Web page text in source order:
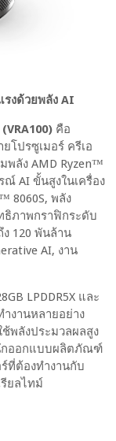
งด้วยพลัง AI
คือ
โปรซูเมอร์ ครีเอ
พลัง AMD Ryzen™
AI ขั้นสูงในเครื่อง
8060S, พลัง
ธิภาพกราฟิกระดับ
ง 120 พันล้าน
AI, งาน
LPDDR5X และ
ำงานหลายอย่าง
พลังประมวลผลสูง
กออกแบบผลิตภัณฑ์
ที่ต้องทำงานกับ
ยลไทม์